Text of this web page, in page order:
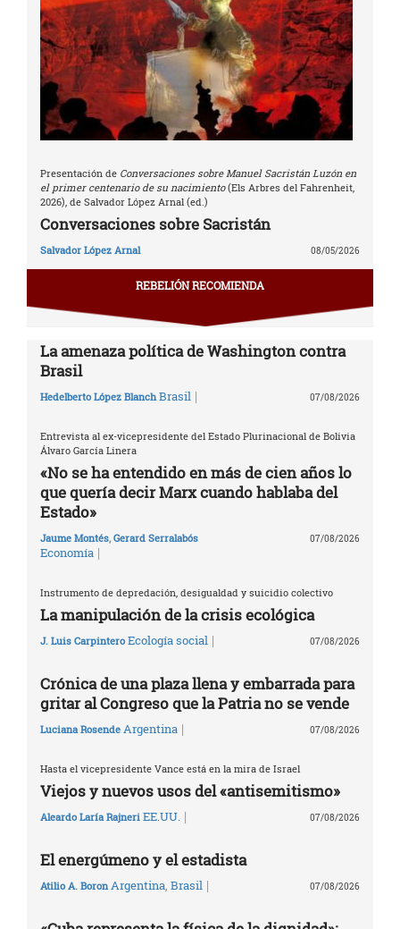
Presentación de Conversaciones sobre Manuel Sacristán Luzón en
el primer centenario de su nacimiento(Els Arbres del Fahrenheit,
2026), de Salvador López Arnal (ed.)
Conversaciones sobre Sacristán
Salvador López Arnal 08/05/2026
REBELIÓN RECOMIENDA
La amenaza política de Washington contra
Brasil
Hedelberto López Blanch Brasil | 07/08/2026
Entrevista al ex-vicepresidente del Estado Plurinacional de Bolivia
Álvaro García Linera
«No se ha entendido en más de cien años lo
que quería decir Marx cuando hablaba del
Estado»
Jaume Montés, Gerard Serralabós
Economía |
07/08/2026
Instrumento de depredación, desigualdad y suicidio colectivo
La manipulación de la crisis ecológica
J. Luis Carpintero Ecología social | 07/08/2026
Crónica de una plaza llena y embarrada para
gritar al Congreso que la Patria no se vende
Luciana Rosende Argentina | 07/08/2026
Hasta el vicepresidente Vance está en la mira de Israel
Viejos y nuevos usos del «antisemitismo»
Aleardo Laría Rajneri EE.UU. | 07/08/2026
El energúmeno y el estadista
Atilio A. Boron Argentina, Brasil | 07/08/2026